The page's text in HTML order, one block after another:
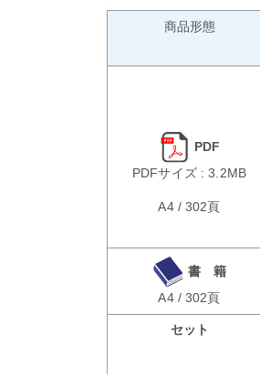
商品形態
PDF
PDFサイズ : 3.2MB
A4 / 302頁
書 籍
A4 / 302頁
セット